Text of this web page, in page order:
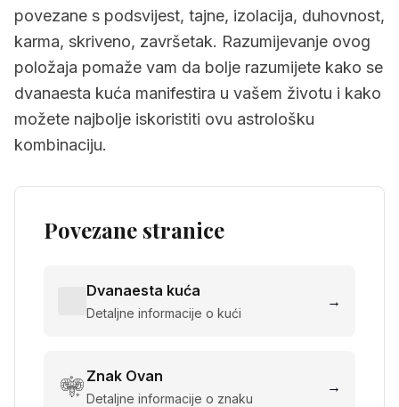
povezane s podsvijest, tajne, izolacija, duhovnost,
karma, skriveno, završetak. Razumijevanje ovog
položaja pomaže vam da bolje razumijete kako se
dvanaesta kuća manifestira u vašem životu i kako
možete najbolje iskoristiti ovu astrološku
kombinaciju.
Povezane stranice
Dvanaesta kuća
Detaljne informacije o kući
→
Znak Ovan
Detaljne informacije o znaku
→